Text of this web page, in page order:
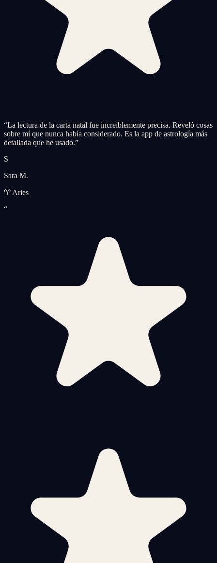
“La lectura de la carta natal fue increíblemente precisa. Reveló cosas
sobre mí que nunca había considerado. Es la app de astrología más
detallada que he usado.”
S
Sara M.
♈ Aries
“